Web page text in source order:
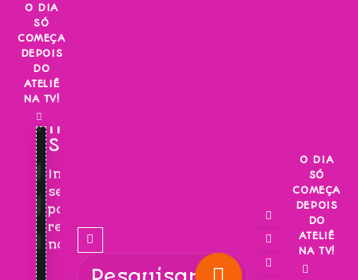
Skip
content
O DIA
SÓ
COMEÇA
DEPOIS
DO
ATELIÊ
NA TV!
INSCREVA-
SE!
Inscreva-
se
para
receber
novidades!
O DIA
SÓ
COMEÇA
DEPOIS
DO
ATELIÊ
NA TV!